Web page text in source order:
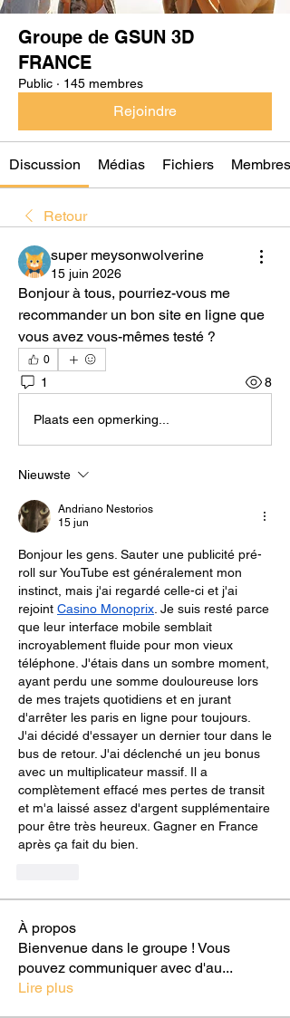
Groupe de GSUN 3D
FRANCE
Public · 145 membres
Rejoindre
Discussion Médias Fichiers Membres
Retour
super meysonwolverine
15 juin 2026
Bonjour à tous, pourriez-vous me
recommander un bon site en ligne que
vous avez vous-mêmes testé ?
0
1 8
Plaats een opmerking...
Nieuwste
Andriano Nestorios
15 jun
Bonjour les gens. Sauter une publicité pré-
roll sur YouTube est généralement mon
instinct, mais j'ai regardé celle-ci et j'ai
rejoint Casino Monoprix . Je suis resté parce
que leur interface mobile semblait
incroyablement fluide pour mon vieux
téléphone. J'étais dans un sombre moment,
ayant perdu une somme douloureuse lors
de mes trajets quotidiens et en jurant
d'arrêter les paris en ligne pour toujours.
J'ai décidé d'essayer un dernier tour dans le
bus de retour. J'ai déclenché un jeu bonus
avec un multiplicateur massif. Il a
complètement effacé mes pertes de transit
et m'a laissé assez d'argent supplémentaire
pour être très heureux. Gagner en France
après ça fait du bien.
À propos
Bienvenue dans le groupe ! Vous
pouvez communiquer avec d'au...
Lire plus